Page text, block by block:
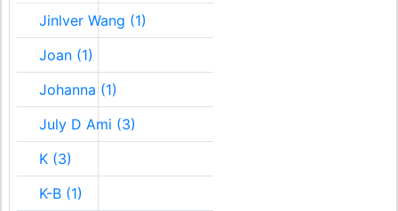
Jinlver Wang (1)
Joan (1)
Johanna (1)
July D Ami (3)
K (3)
K-B (1)